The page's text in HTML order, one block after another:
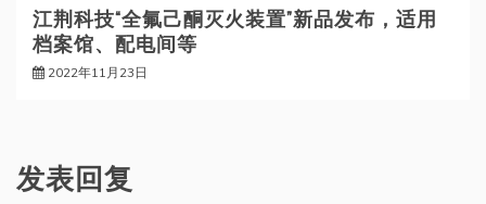
江荆科技“全氟己酮灭火装置”新品发布，适用
档案馆、配电间等
2022年11月23日
发表回复